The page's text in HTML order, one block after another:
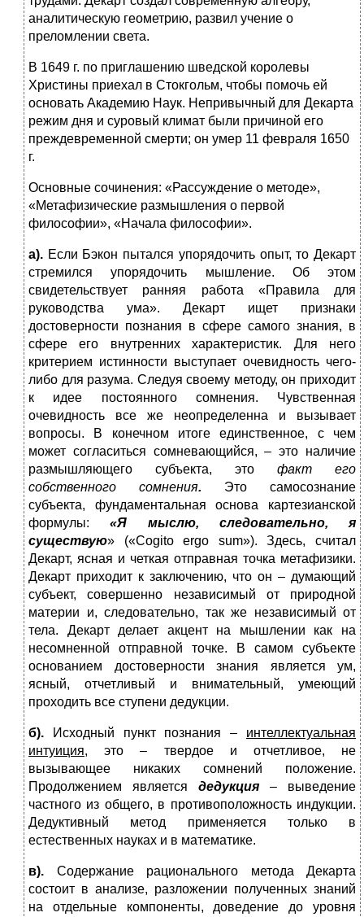
аналитическую геометрию, развил учение о
преломлении света.
В 1649 г. по приглашению шведской королевы
Христины приехал в Стокгольм, чтобы помочь ей
основать Академию Наук. Непривычный для Декарта
режим дня и суровый климат были причиной его
преждевременной смерти; он умер 11 февраля 1650
г.
Основные сочинения: «Рассуждение о методе»,
«Метафизические размышления о первой
философии», «Начала философии».
а). Если Бэкон пытался упорядочить опыт, то Декарт
стремился упорядочить мышление.
Об этом
свидетельствует ранняя работа «Правила для
руководства ума». Декарт ищет признаки
достоверности познания в сфере самого знания, в
сфере его внутренних характеристик. Для него
критерием истинности выступает очевидность чего-
либо для разума. Следуя своему методу, он приходит
к идее постоянного сомнения. Чувственная
очевидность все же неопределенна и вызывает
вопросы. В конечном итоге единственное, с чем
может согласиться сомневающийся, – это наличие
размышляющего субъекта, это факт его
собственного сомнения. Это самосознание
субъекта, фундаментальная основа картезианской
формулы:«Я мыслю, следовательно, я
существую» («Cogito ergo sum»). Здесь, считал
Декарт, ясная и четкая отправная точка метафизики.
Декарт приходит к заключению, что он – думающий
субъект, совершенно независимый от природной
материи и, следовательно, так же независимый от
тела. Декарт делает акцент на мышлении как на
несомненной отправной точке. В самом субъекте
основанием достоверности знания является ум,
ясный, отчетливый и внимательный, умеющий
проходить все ступени дедукции.
б). Исходный пункт познания – интеллектуальная
интуиция, это – твердое и отчетливое, не
вызывающее никаких сомнений положение.
Продолжением является дедукция – выведение
частного из общего, в противоположность индукции.
Дедуктивный метод применяется только в
естественных науках и в математике.
в). Содержание рационального метода Декарта
состоит в анализе, разложении полученных знаний
на отдельные компоненты, доведение до уровня